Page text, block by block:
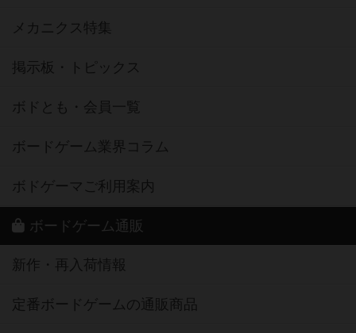
メカニクス特集
掲示板・トピックス
ボドとも・会員一覧
ボードゲーム業界コラム
ボドゲーマご利用案内
ボードゲーム通販
新作・再入荷情報
定番ボードゲームの通販商品